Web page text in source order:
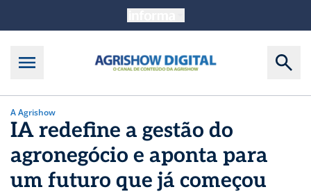
A Agrishow
IA redefine a gestão do
agronegócio e aponta para
um futuro que já começou